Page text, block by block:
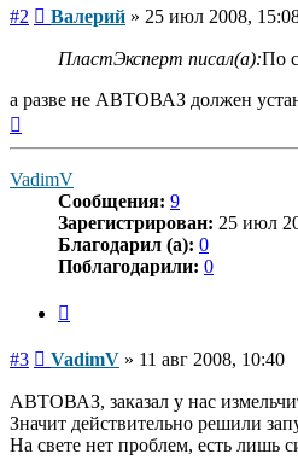
#2 Сообщение
Валерий » 25 июл 2008,
ПластЭксперт писал(а):По
а разве не АВТОВАЗ должен
VadimV
Сообщения: 9
Зарегистрирован: 25 июл
Благодарил (а): 0
Поблагодарили: 0
#3 Сообщение
VadimV » 11 авг 2008, 10:40
АВТОВАЗ, заказал у нас
Значит действительно решили
На свете нет проблем, есть лишь